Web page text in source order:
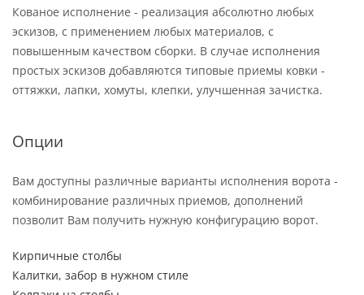
Кованое исполнение - реализация абсолютно любых
эскизов, с применением любых материалов, с
повышенным качеством сборки. В случае исполнения
простых эскизов добавляются типовые приемы ковки -
оттяжки, лапки, хомуты, клепки, улучшенная зачистка.
Опции
Вам доступны различные варианты исполнения ворота -
комбинирование различных приемов, дополнений
позволит Вам получить нужную конфигурацию ворот.
Кирпичные столбы
Калитки, забор в нужном стиле